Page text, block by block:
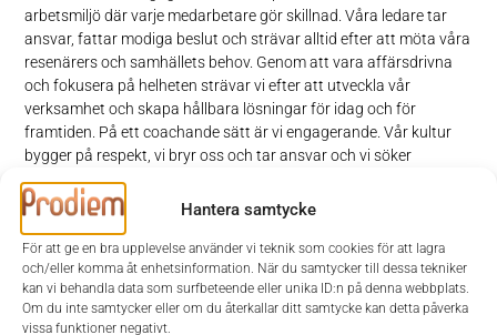
Hantera samtycke
För att ge en bra upplevelse använder vi teknik som cookies för att lagra
och/eller komma åt enhetsinformation. När du samtycker till dessa tekniker
kan vi behandla data som surfbeteende eller unika ID:n på denna webbplats.
Om du inte samtycker eller om du återkallar ditt samtycke kan detta påverka
vissa funktioner negativt.
arbetsmiljö där varje medarbetare gör skillnad. Våra ledare tar
ansvar, fattar modiga beslut och strävar alltid efter att möta våra
resenärers och samhällets behov. Genom att vara affärsdrivna
och fokusera på helheten strävar vi efter att utveckla vår
verksamhet och skapa hållbara lösningar för idag och för
framtiden. På ett coachande sätt är vi engagerande. Vår kultur
bygger på respekt, vi bryr oss och tar ansvar och vi söker
ständigt nya perspektiv för att driva innovation.
Ansökan
I denna rekrytering samarbetar Nobina med Prodiem. Urval och
intervjuer sker löpande, varför vi gärna vill ha din ansökan så
snart som möjligt. Ansökan sker via Prodiems hemsida